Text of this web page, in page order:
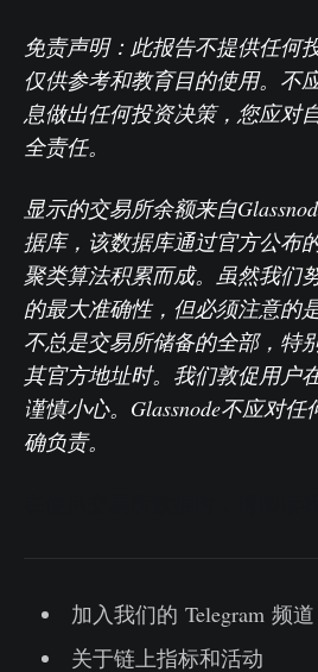
免责声明：此报告不提供任何
仅供参考和教育目的使用。不
息做出任何投资决策，您应对
全责任。
显示的交易所余额来自
据库，该数据库通过官方公布
聚类算法积累而成。虽然我们
的最大准确性，但必须注意的
不总是交易所储备的全部，特
其官方地址时。我们敦促用户
谨慎小心。Glassnode不应对
确负责。
加入我们的 Telegram 频道
关于链上指标和活动